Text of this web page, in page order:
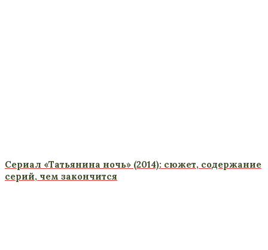
Сериал «Татьянина ночь» (2014): сюжет, содержание
серий, чем закончится